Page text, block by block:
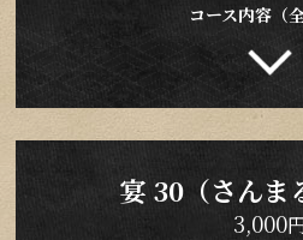
コース内容（
宴 30（さんま
3,000